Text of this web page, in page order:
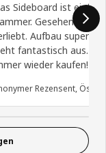
Sideboard ist
Gesehen und
Aufbau super
fantastisch aus.
wieder kaufen!
Rezensent,